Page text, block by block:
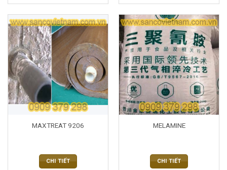
MAXTREAT 9206
CHI TIẾT
MELAMINE
CHI TIẾT